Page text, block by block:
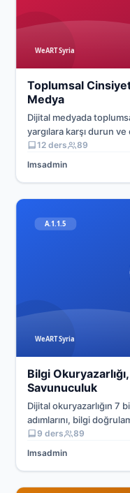
Toplumsal
Medya
Dijital medyada
yargılara karşı durun
12 ders 89
lmsadmin
Bilgi
Savunuculuk
Dijital okuryazarlığın 7
adımlarını, bilgi
deneyiminden
öğrenin.
9 ders 89
lmsadmin